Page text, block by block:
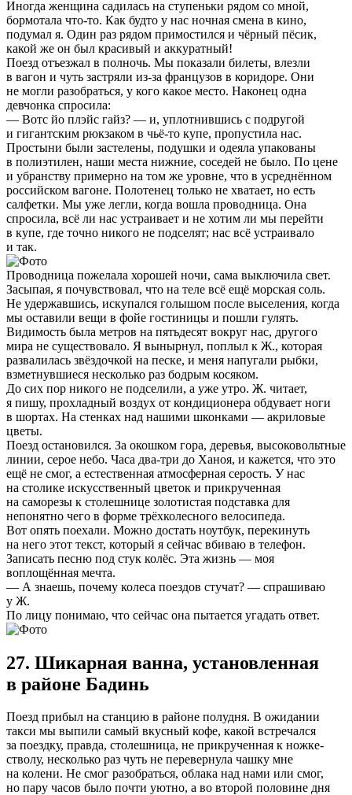
Иногда женщина садилась на ступеньки рядом со мной,
бормотала что-то. Как будто у нас ночная смена в кино,
подумал я. Один раз рядом примостился и чёрный пёсик,
какой же он был красивый и аккуратный!
Поезд отъезжал в полночь. Мы показали билеты, влезли
в вагон и чуть застряли из-за французов в коридоре. Они
не могли разобраться, у кого какое место. Наконец одна
девчонка спросила:
— Вотс йо плэйс гайз? — и, уплотнившись с подругой
и гигантским рюкзаком в чьё-то купе, пропустила нас.
Простыни были застелены, подушки и одеяла упакованы
в полиэтилен, наши места нижние, соседей не было. По цене
и убранству примерно на том же уровне, что в усреднённом
российском вагоне. Полотенец только не хватает, но есть
салфетки. Мы уже легли, когда вошла проводница. Она
спросила, всё ли нас устраивает и не хотим ли мы перейти
в купе, где точно никого не подселят; нас всё устраивало
и так.
Проводница пожелала хорошей ночи, сама выключила свет.
Засыпая, я почувствовал, что на теле всё ещё морская соль.
Не удержавшись, искупался голышом после выселения, когда
мы оставили вещи в фойе гостиницы и пошли гулять.
Видимость была метров на пятьдесят вокруг нас, другого
мира не существовало. Я вынырнул, поплыл к Ж., которая
развалилась звёздочкой на песке, и меня напугали рыбки,
взметнувшиеся несколько раз бодрым косяком.
До сих пор никого не подселили, а уже утро. Ж. читает,
я пишу, прохладный воздух от кондиционера обдувает ноги
в шортах. На стенках над нашими шконками — акриловые
цветы.
Поезд остановился. За окошком гора, деревья, высоковольтные
линии, серое небо. Часа два-три до Ханоя, и кажется, что это
ещё не смог, а естественная атмосферная серость. У нас
на столике искусственный цветок и прикрученная
на саморезы к столешнице золотистая подставка для
непонятно чего в форме трёхколесного велосипеда.
Вот опять поехали. Можно достать ноутбук, перекинуть
на него этот текст, который я сейчас вбиваю в телефон.
Записать песню под стук колёс. Эта жизнь — моя
воплощённая мечта.
— А знаешь, почему колеса поездов стучат? — спрашиваю
у Ж.
По лицу понимаю, что сейчас она пытается угадать ответ.
27. Шикарная ванна, установленная
в районе Бадинь
Поезд прибыл на станцию в районе полудня. В ожидании
такси мы выпили самый вкусный кофе, какой встречался
за поездку, правда, столешница, не прикрученная к ножке-
стволу, несколько раз чуть не перевернула чашку мне
на колени. Не смог разобраться, облака над нами или смог,
но пару часов было почти уютно, а во второй половине дня